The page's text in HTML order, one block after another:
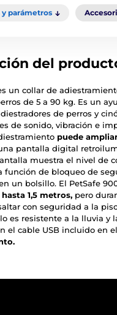
parámetros
del
un collar de
de 5 a 90 kg. Es un
de perros y
de sonido, vibración e
puede
pantalla digital
muestra el nivel de
función de bloqueo de
un bolsillo. El PetSafe
1,5 metros, pero
con seguridad a la
es resistente a la lluvia y
el cable USB incluido en